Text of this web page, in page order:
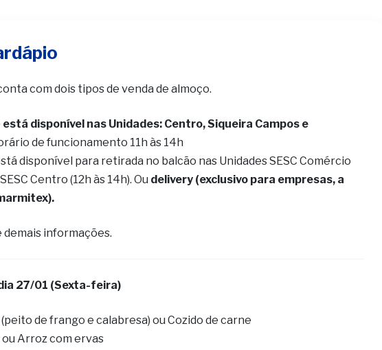
com dois tipos de venda de almoço.
está disponível nas Unidades: Centro, Siqueira Campos e
de funcionamento 11h às 14h
disponível para retirada no balcão nas Unidades SESC Comércio
Centro (12h às 14h). Ou delivery (exclusivo para empresas, a
demais informações.
27/01 (Sexta-feira)
de frango e calabresa) ou Cozido de carne
Arroz com ervas